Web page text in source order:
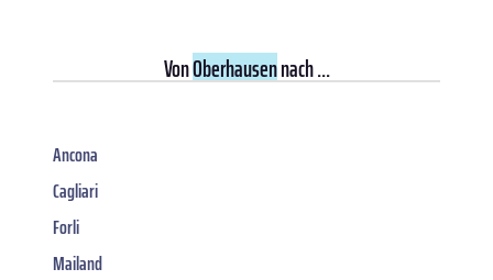
VonOberhausennach ...
Ancona
Cagliari
Forli
Mailand